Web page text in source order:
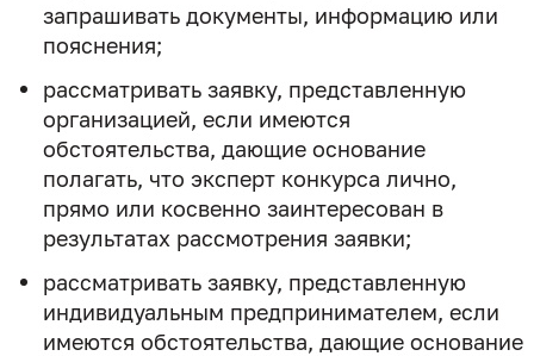
запрашивать документы, информацию или
пояснения;
рассматривать заявку, представленную
организацией, если имеются
обстоятельства, дающие основание
полагать, что эксперт конкурса лично,
прямо или косвенно заинтересован в
результатах рассмотрения заявки;
рассматривать заявку, представленную
индивидуальным предпринимателем, если
имеются обстоятельства, дающие основание